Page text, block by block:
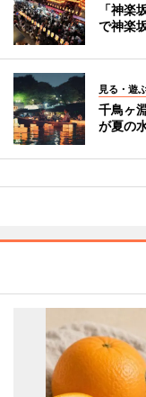
「神
で神楽
見る・遊
千鳥ヶ
が夏の